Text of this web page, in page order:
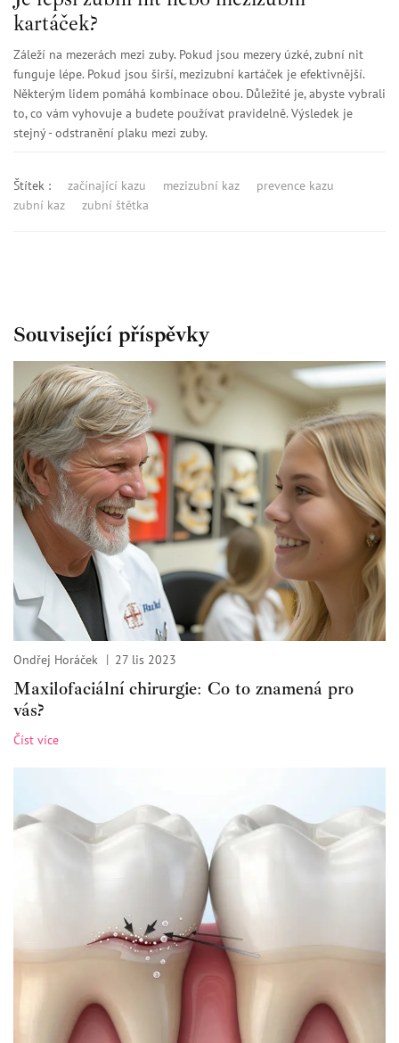
kartáček?
Záleží na mezerách mezi zuby. Pokud jsou mezery úzké, zubní nit
funguje lépe. Pokud jsou širší, mezizubní kartáček je efektivnější.
Některým lidem pomáhá kombinace obou. Důležité je, abyste vybrali
to, co vám vyhovuje a budete používat pravidelně. Výsledek je
stejný - odstranění plaku mezi zuby.
Štítek : začínající kazu mezizubní kaz
prevence kazu
zubní kaz
zubní štětka
Související příspěvky
Ondřej Horáček 27 lis 2023
Maxilofaciální chirurgie: Co to znamená pro
vás?
Číst více